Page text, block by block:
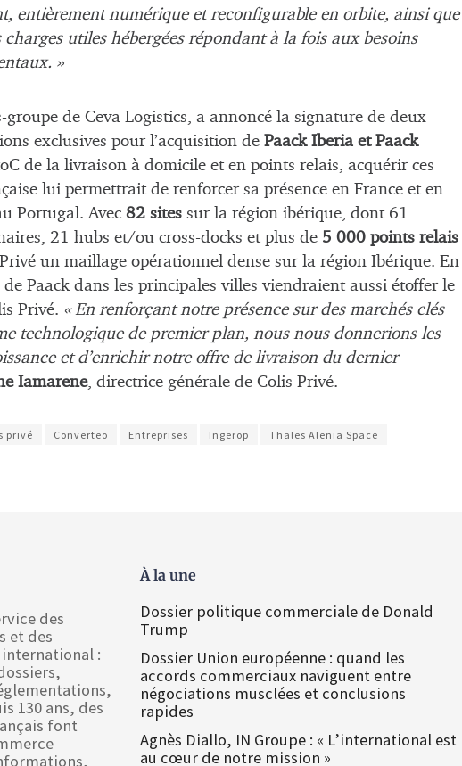
entièrement numérique et reconfigurable en orbite, ainsi que
utiles hébergées répondant à la fois aux besoins
»
groupe de Ceva Logistics, a annoncé la signature de deux
exclusives pour l’acquisition de Paack Iberia et Paack
de la livraison à domicile et en points relais, acquérir ces
lui permettrait de renforcer sa présence en France et en
Portugal. Avec 82 sites sur la région ibérique, dont 61
21 hubs et/ou cross-docks et plus de 5 000 points relais
un maillage opérationnel dense sur la région Ibérique. En
Paack dans les principales villes viendraient aussi étoffer le
Privé. « En renforçant notre présence sur des marchés clés
technologique de premier plan, nous nous donnerions les
et d’enrichir notre offre de livraison du dernier
Iamarene, directrice générale de Colis Privé.
privé Converteo Entreprises Ingerop Thales Alenia Space
des
et des
:
130 ans, des
font
À la une
Dossier politique commerciale de Donald
Trump
Dossier Union européenne : quand les
accords commerciaux naviguent entre
négociations musclées et conclusions
rapides
Agnès Diallo, IN Groupe : « L’international est
au cœur de notre mission »